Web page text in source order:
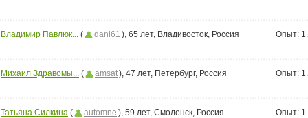
Владимир Павлюк... ( dani61 ), 65 лет, Владивосток, Россия Опыт:
Михаил Здравомы... ( amsat), 47 лет, Петербург, Россия Опыт:
Татьяна Силкина ( automne ), 59 лет, Смоленск, Россия Опыт: